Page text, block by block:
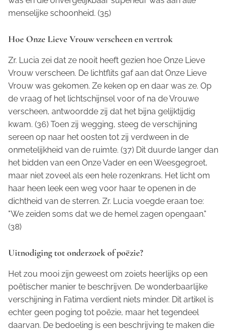
menselijke schoonheid. (35)
Hoe Onze Lieve Vrouw verscheen en vertrok
Zr. Lucia zei dat ze nooit heeft gezien hoe Onze Lieve
Vrouw verscheen. De lichtflits gaf aan dat Onze Lieve
Vrouw was gekomen. Ze keken op en daar was ze. Op
de vraag of het lichtschijnsel voor of na de Vrouwe
verscheen, antwoordde zij dat het bijna gelijktijdig
kwam. (36) Toen zij wegging, steeg de verschijning
sereen op naar het oosten tot zij verdween in de
onmetelijkheid van de ruimte. (37) Dit duurde langer dan
het bidden van een Onze Vader en een Weesgegroet,
maar niet zoveel als een hele rozenkrans. Het licht om
haar heen leek een weg voor haar te openen in de
dichtheid van de sterren. Zr. Lucia voegde eraan toe:
"We zeiden soms dat we de hemel zagen opengaan."
(38)
Uitnodiging tot onderzoek of poëzie?
Het zou mooi zijn geweest om zoiets heerlijks op een
poëtischer manier te beschrijven. De wonderbaarlijke
verschijning in Fatima verdient niets minder. Dit artikel is
echter geen poging tot poëzie, maar het tegendeel
daarvan. De bedoeling is een beschrijving te maken die